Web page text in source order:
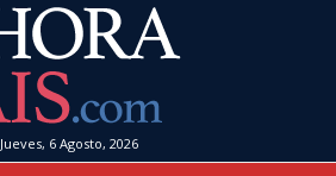
Jueves, 6 Agosto, 2026